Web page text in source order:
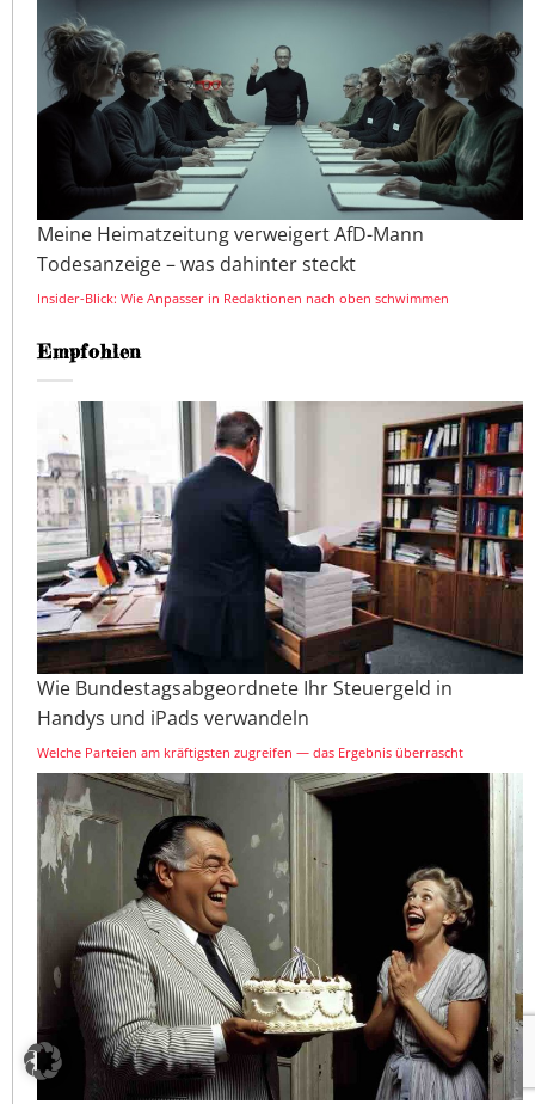
Meine Heimatzeitung verweigert AfD-Mann
Todesanzeige – was dahinter steckt
Insider-Blick: Wie Anpasser in Redaktionen nach oben schwimmen
Empfohlen
Wie Bundestagsabgeordnete Ihr Steuergeld in
Handys und iPads verwandeln
Welche Parteien am kräftigsten zugreifen — das Ergebnis überrascht